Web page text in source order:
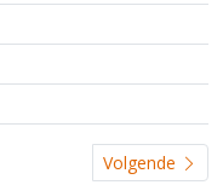
Volgende